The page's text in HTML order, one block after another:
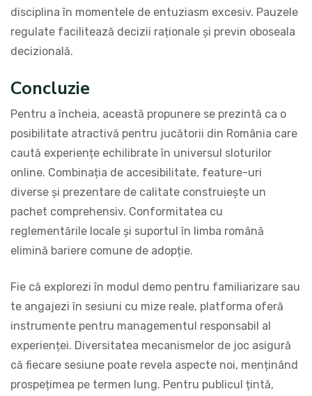
disciplina în momentele de entuziasm excesiv. Pauzele
regulate facilitează decizii raționale și previn oboseala
decizională.
Concluzie
Pentru a încheia, această propunere se prezintă ca o
posibilitate atractivă pentru jucătorii din România care
caută experiențe echilibrate în universul sloturilor
online. Combinația de accesibilitate, feature-uri
diverse și prezentare de calitate construiește un
pachet comprehensiv. Conformitatea cu
reglementările locale și suportul în limba română
elimină bariere comune de adopție.
Fie că explorezi în modul demo pentru familiarizare sau
te angajezi în sesiuni cu mize reale, platforma oferă
instrumente pentru managementul responsabil al
experienței. Diversitatea mecanismelor de joc asigură
că fiecare sesiune poate revela aspecte noi, menținând
prospețimea pe termen lung. Pentru publicul țintă,